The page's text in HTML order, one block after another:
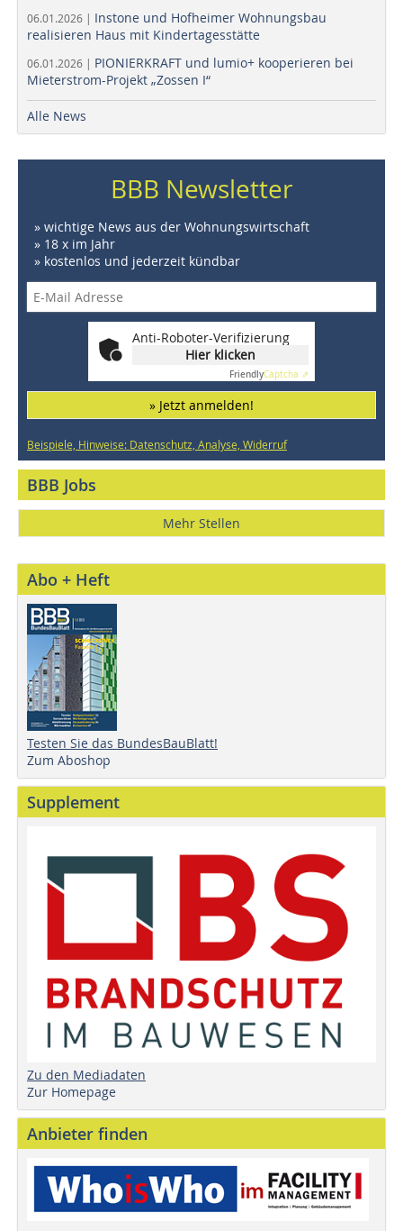
06.01.2026 | Instone und Hofheimer Wohnungsbau
realisieren Haus mit Kindertagesstätte
06.01.2026 | PIONIERKRAFT und lumio+ kooperieren bei
Mieterstrom-Projekt „Zossen I“
Alle News
BBB Newsletter
» wichtige News aus der Wohnungswirtschaft
» 18 x im Jahr
» kostenlos und jederzeit kündbar
Anti-Roboter-Verifizierung
Hier klicken
FriendlyCaptcha ⇗
» Jetzt anmelden!
Beispiele, Hinweise: Datenschutz, Analyse, Widerruf
BBB Jobs
Mehr Stellen
Abo + Heft
Testen Sie das BundesBauBlatt!
Zum Aboshop
Supplement
Zu den Mediadaten
Zur Homepage
Anbieter finden